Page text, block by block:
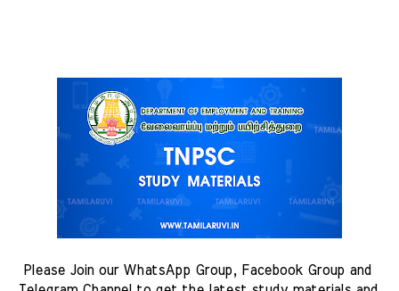
Please Join our WhatsApp Group, Facebook Group and